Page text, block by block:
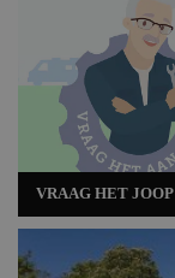
VRAAG HET JOOP